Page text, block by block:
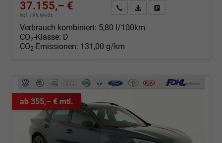
37.155,– €
incl. 19% MwSt.
Angebot anfordern
Fahrzeugexpose (PDF)
Verbrauch kombiniert: 5,80 l/100km
CO2-Klasse: D
CO2-Emissionen: 131,00 g/km
ab 355,– € mtl.